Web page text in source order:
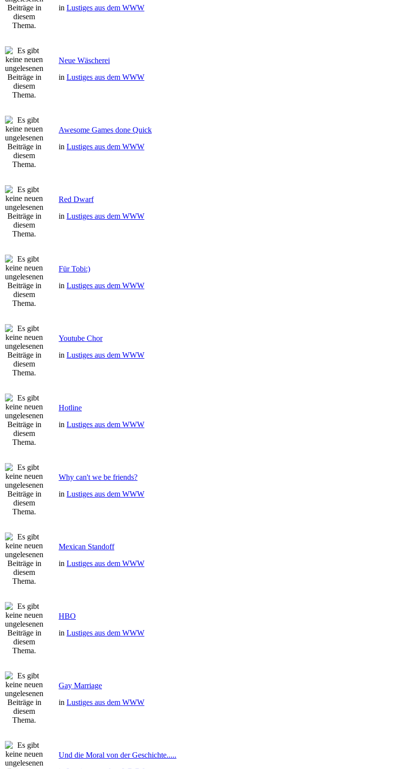
in Lustiges aus dem WWW
Neue Wäscherei
in Lustiges aus dem WWW
Awesome Games done Quick
in Lustiges aus dem WWW
Red Dwarf
in Lustiges aus dem WWW
Für Tobi:)
in Lustiges aus dem WWW
Youtube Chor
in Lustiges aus dem WWW
Hotline
in Lustiges aus dem WWW
Why can't we be friends?
in Lustiges aus dem WWW
Mexican Standoff
in Lustiges aus dem WWW
HBO
in Lustiges aus dem WWW
Gay Marriage
in Lustiges aus dem WWW
Und die Moral von der Geschichte.....